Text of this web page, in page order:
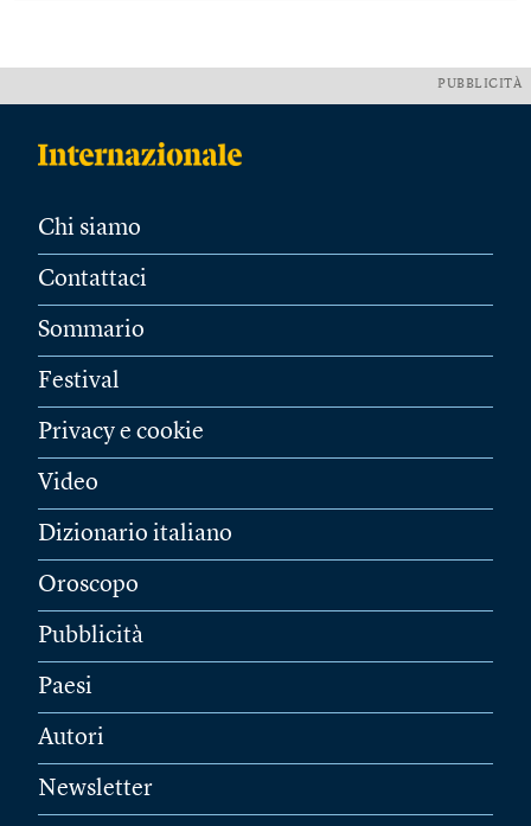
PUBBLICITÀ
Chi siamo
Contattaci
Sommario
Festival
Privacy e cookie
Video
Dizionario italiano
Oroscopo
Pubblicità
Paesi
Autori
Newsletter